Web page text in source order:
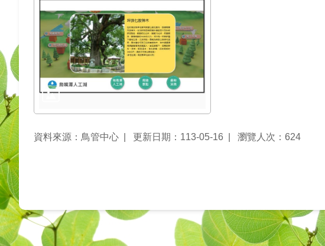
資料來源：鳥管中心 更新日期：113-05-16 瀏覽人次：624